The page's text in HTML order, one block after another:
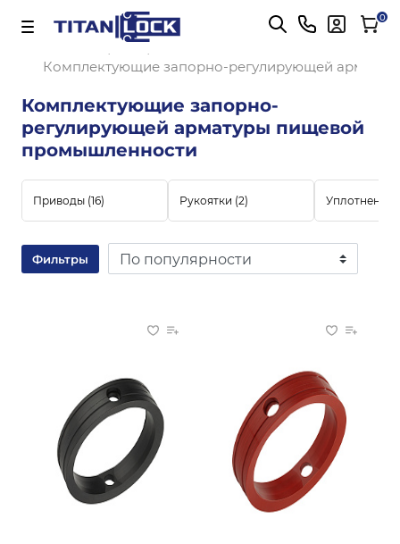
Важно! Для оплаты заказов Подробнее 0
Комплектующие запорно-регулирующей
Комплектующие запорно-
регулирующей арматуры пищевой
промышленности
Приводы (16) Рукоятки (2) Уплотнения
Фильтры